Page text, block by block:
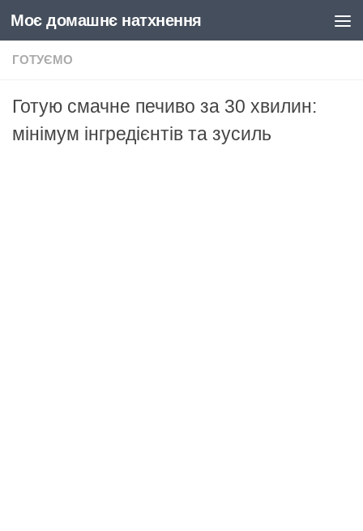
Skip to content
Моє домашнє натхнення
ГОТУЄМО
Готую смачне печиво за 30 хвилин:
мінімум інгредієнтів та зусиль